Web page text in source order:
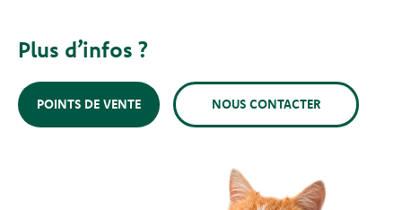
Plus d’infos ?
POINTS DE VENTE NOUS CONTACTER